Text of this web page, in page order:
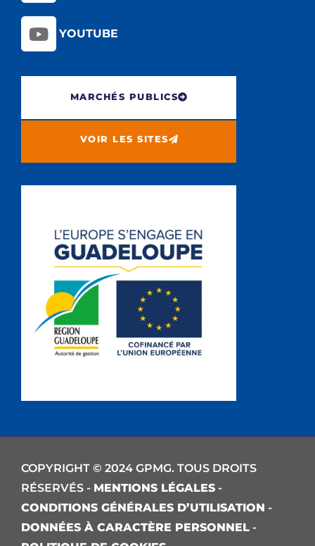
YOUTUBE
MARCHÉS PUBLICS
VOIR LES SITES
COPYRIGHT © 2024 GPMG. TOUS DROITS
RÉSERVÉS - MENTIONS LÉGALES -
CONDITIONS GÉNÉRALES D’UTILISATION -
DONNÉES À CARACTÈRE PERSONNEL -